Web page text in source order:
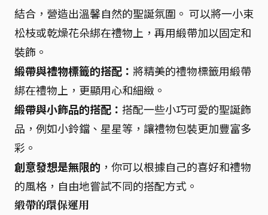
結合，營造出溫馨自然的聖誕氛圍。 可以將一小束
松枝或乾燥花朵綁在禮物上，再用緞帶加以固定和
裝飾。
緞帶與禮物標籤的搭配： 將精美的禮物標籤用緞帶
綁在禮物上，更顯用心和細緻。
緞帶與小飾品的搭配： 搭配一些小巧可愛的聖誕飾
品，例如小鈴鐺、星星等，讓禮物包裝更加豐富多
彩。
創意發想是無限的 ，你可以根據自己的喜好和禮物
的風格，自由地嘗試不同的搭配方式。
緞帶的環保運用